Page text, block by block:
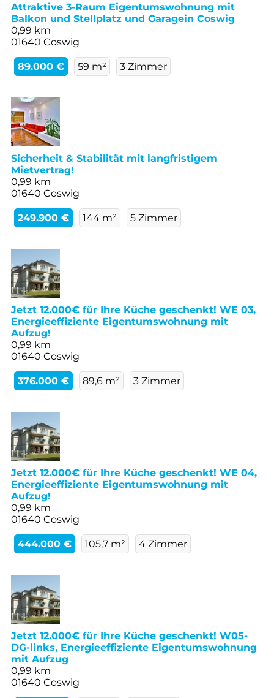
Attraktive 3-Raum Eigentumswohnung mit
Balkon und Stellplatz und Garagein Coswig
0,99 km
01640 Coswig
89.000 € 59 m² 3 Zimmer
Sicherheit & Stabilität mit langfristigem
Mietvertrag!
0,99 km
01640 Coswig
249.900 € 144 m² 5 Zimmer
Jetzt 12.000€ für Ihre Küche geschenkt! WE 03,
Energieeffiziente Eigentumswohnung mit
Aufzug!
0,99 km
01640 Coswig
376.000 € 89,6 m² 3 Zimmer
Jetzt 12.000€ für Ihre Küche geschenkt! WE 04,
Energieeffiziente Eigentumswohnung mit
Aufzug!
0,99 km
01640 Coswig
444.000 € 105,7 m² 4 Zimmer
Jetzt 12.000€ für Ihre Küche geschenkt! W05-
DG-links, Energieeffiziente Eigentumswohnung
mit Aufzug
0,99 km
01640 Coswig